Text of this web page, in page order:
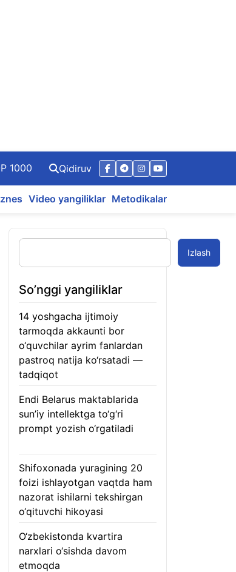
1000 Qidiruv
Video yangiliklar Metodikalar
Izlash
So’nggi yangiliklar
14 yoshgacha ijtimoiy
tarmoqda akkaunti bor
o‘quvchilar ayrim fanlardan
pastroq natija ko‘rsatadi —
tadqiqot
Endi Belarus maktablarida
sun’iy intellektga to‘g‘ri
prompt yozish o‘rgatiladi
Shifoxonada yuragining 20
foizi ishlayotgan vaqtda ham
nazorat ishilarni tekshirgan
o‘qituvchi hikoyasi
O‘zbekistonda kvartira
narxlari o‘sishda davom
etmoqda